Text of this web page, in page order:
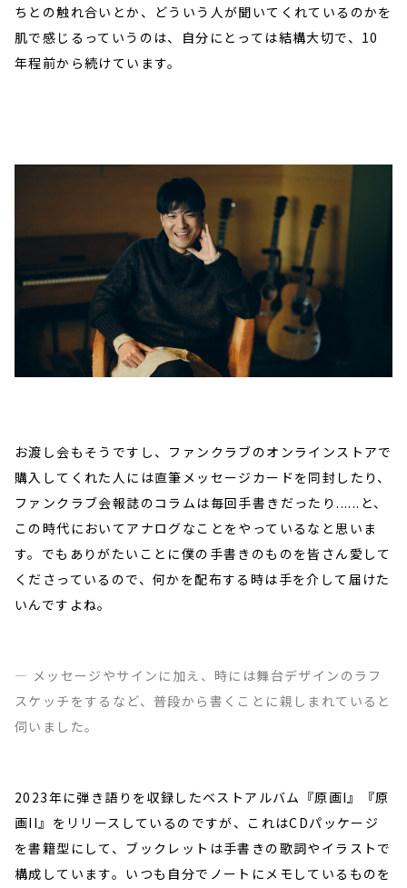
ちとの触れ合いとか、どういう人が聞いてくれているのかを
肌で感じるっていうのは、自分にとっては結構大切で、10
年程前から続けています。
お渡し会もそうですし、ファンクラブのオンラインストアで
購入してくれた人には直筆メッセージカードを同封したり、
ファンクラブ会報誌のコラムは毎回手書きだったり......と、
この時代においてアナログなことをやっているなと思いま
す。でもありがたいことに僕の手書きのものを皆さん愛して
くださっているので、何かを配布する時は手を介して届けた
いんですよね。
― メッセージやサインに加え、時には舞台デザインのラフ
スケッチをするなど、普段から書くことに親しまれていると
伺いました。
2023年に弾き語りを収録したベストアルバム『原画I』『原
画II』をリリースしているのですが、これはCDパッケージ
を書籍型にして、ブックレットは手書きの歌詞やイラストで
構成しています。いつも自分でノートにメモしているものを